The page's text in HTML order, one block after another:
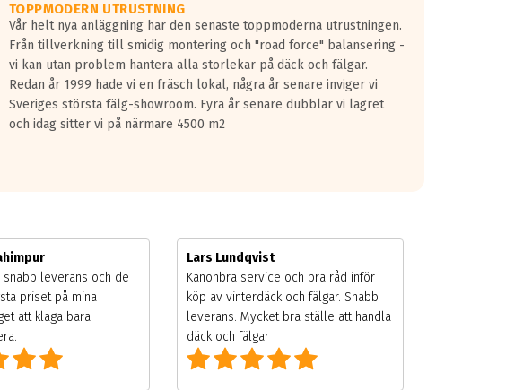
TOPPMODERN UTRUSTNING
Vår helt nya anläggning har den senaste toppmoderna utrustningen.
Från tillverkning till smidig montering och "road force" balansering -
vi kan utan problem hantera alla storlekar på däck och fälgar.
Redan år 1999 hade vi en fräsch lokal, några år senare inviger vi
Sveriges största fälg-showroom. Fyra år senare dubblar vi lagret
och idag sitter vi på närmare 4500 m2
snabb leverans och de
priset på mina
att klaga bara
Lars Lundqvist
Kanonbra service och bra råd inför
köp av vinterdäck och fälgar. Snabb
leverans. Mycket bra ställe att handla
däck och fälgar